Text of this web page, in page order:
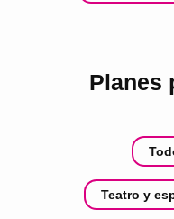
Planes
Teatro y